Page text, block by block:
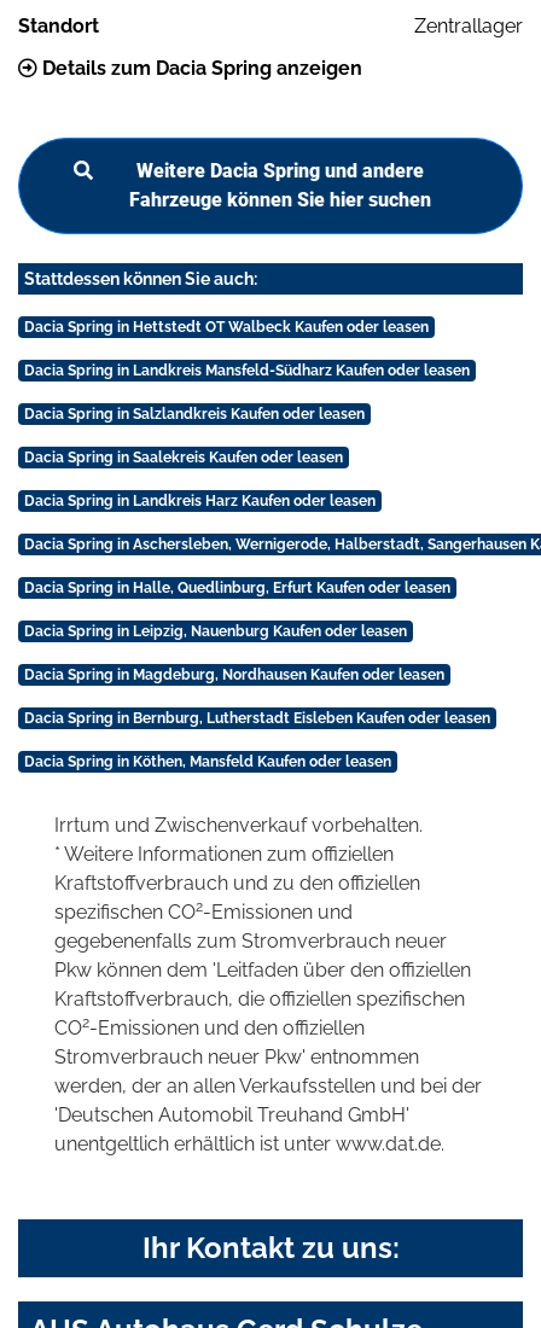
Standort
Zentrallager
Details zum Dacia Spring anzeigen
Weitere Dacia Spring und andere
Fahrzeuge können Sie hier suchen
Stattdessen können Sie auch:
Dacia Spring in Hettstedt OT Walbeck Kaufen oder leasen
Dacia Spring in Landkreis Mansfeld-Südharz Kaufen oder leasen
Dacia Spring in Salzlandkreis Kaufen oder leasen
Dacia Spring in Saalekreis Kaufen oder leasen
Dacia Spring in Landkreis Harz Kaufen oder leasen
Dacia Spring in Aschersleben, Wernigerode, Halberstadt, Sangerhausen
Dacia Spring in Halle, Quedlinburg, Erfurt Kaufen oder leasen
Dacia Spring in Leipzig, Nauenburg Kaufen oder leasen
Dacia Spring in Magdeburg, Nordhausen Kaufen oder leasen
Dacia Spring in Bernburg, Lutherstadt Eisleben Kaufen oder leasen
Dacia Spring in Köthen, Mansfeld Kaufen oder leasen
Irrtum und Zwischenverkauf vorbehalten.
* Weitere Informationen zum offiziellen
Kraftstoffverbrauch und zu den offiziellen
spezifischen CO2-Emissionen und
gegebenenfalls zum Stromverbrauch neuer
Pkw können dem 'Leitfaden über den offiziellen
Kraftstoffverbrauch, die offiziellen spezifischen
CO2-Emissionen und den offiziellen
Stromverbrauch neuer Pkw' entnommen
werden, der an allen Verkaufsstellen und bei der
'Deutschen Automobil Treuhand GmbH'
unentgeltlich erhältlich ist unter www.dat.de.
Ihr Kontakt zu uns: